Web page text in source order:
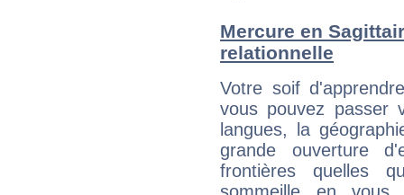
Mercure en
relationnelle
Votre soif
vous pouvez passer
langues, la
grande ouverture
frontières quelles